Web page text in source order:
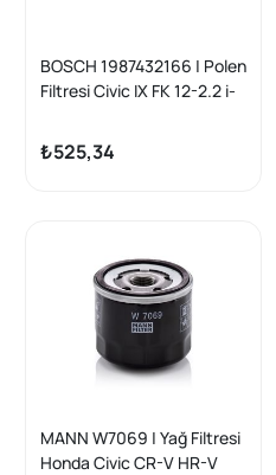
BOSCH 1987432166 | Polen
Filtresi Civic IX FK 12-2.2 i-
1.6 / CR-V III 06-2.4 i-VTEC
4WD
₺525,34
MANN W7069 | Yağ Filtresi
Honda Civic CR-V HR-V